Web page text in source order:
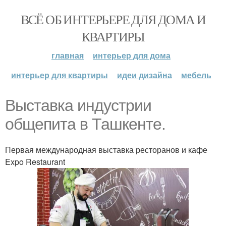
ВСЁ ОБ ИНТЕРЬЕРЕ ДЛЯ ДОМА И
КВАРТИРЫ
главная
интерьер для дома
интерьер для квартиры
идеи дизайна мебель
Выставка индустрии
общепита в Ташкенте.
Первая международная выставка ресторанов и кафе
Expo Restaurant